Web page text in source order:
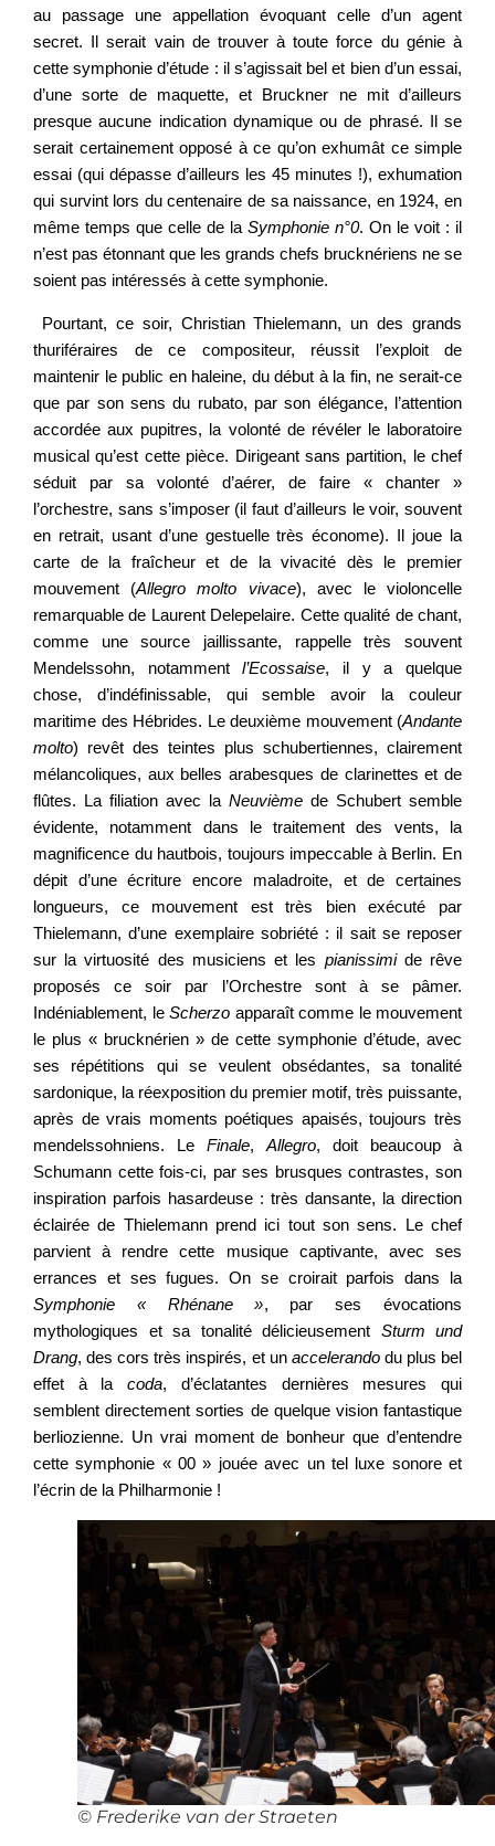
au passage une appellation évoquant celle d’un agent
secret. Il serait vain de trouver à toute force du génie à
cette symphonie d’étude : il s’agissait bel et bien d’un essai,
d’une sorte de maquette, et Bruckner ne mit d’ailleurs
presque aucune indication dynamique ou de phrasé. Il se
serait certainement opposé à ce qu’on exhumât ce simple
essai (qui dépasse d’ailleurs les 45 minutes !), exhumation
qui survint lors du centenaire de sa naissance, en 1924, en
même temps que celle de la Symphonie n°0. On le voit : il
n’est pas étonnant que les grands chefs brucknériens ne se
soient pas intéressés à cette symphonie.
Pourtant, ce soir, Christian Thielemann, un des grands
thuriféraires de ce compositeur, réussit l’exploit de
maintenir le public en haleine, du début à la fin, ne serait-ce
que par son sens du rubato, par son élégance, l’attention
accordée aux pupitres, la volonté de révéler le laboratoire
musical qu’est cette pièce. Dirigeant sans partition, le chef
séduit par sa volonté d’aérer, de faire « chanter »
l’orchestre, sans s’imposer (il faut d’ailleurs le voir, souvent
en retrait, usant d’une gestuelle très économe). Il joue la
carte de la fraîcheur et de la vivacité dès le premier
mouvement (Allegro molto vivace), avec le violoncelle
remarquable de Laurent Delepelaire. Cette qualité de chant,
comme une source jaillissante, rappelle très souvent
Mendelssohn, notammentl’Ecossaise, il y a quelque
chose, d’indéfinissable, qui semble avoir la couleur
maritime des Hébrides. Le deuxième mouvement (Andante
molto) revêt des teintes plus schubertiennes, clairement
mélancoliques, aux belles arabesques de clarinettes et de
flûtes. La filiation avec la Neuvième de Schubert semble
évidente, notamment dans le traitement des vents, la
magnificence du hautbois, toujours impeccable à Berlin. En
dépit d’une écriture encore maladroite, et de certaines
longueurs, ce mouvement est très bien exécuté par
Thielemann, d’une exemplaire sobriété : il sait se reposer
sur la virtuosité des musiciens et les pianissimide rêve
proposés ce soir par l’Orchestre sont à se pâmer.
Indéniablement, le Scherzo apparaît comme le mouvement
le plus « brucknérien » de cette symphonie d’étude, avec
ses répétitions qui se veulent obsédantes, sa tonalité
sardonique, la réexposition du premier motif, très puissante,
après de vrais moments poétiques apaisés, toujours très
mendelssohniens. Le Finale, Allegro, doit beaucoup à
Schumann cette fois-ci, par ses brusques contrastes, son
inspiration parfois hasardeuse : très dansante, la direction
éclairée de Thielemann prend ici tout son sens. Le chef
parvient à rendre cette musique captivante, avec ses
errances et ses fugues. On se croirait parfois dans la
Symphonie « Rhénane », par ses évocations
mythologiques et sa tonalité délicieusement Sturm und
Drang, des cors très inspirés, et un accelerandodu plus bel
effet à lacoda, d’éclatantes dernières mesures qui
semblent directement sorties de quelque vision fantastique
berliozienne. Un vrai moment de bonheur que d’entendre
cette symphonie « 00 » jouée avec un tel luxe sonore et
l’écrin de la Philharmonie !
© Frederike van der Straeten